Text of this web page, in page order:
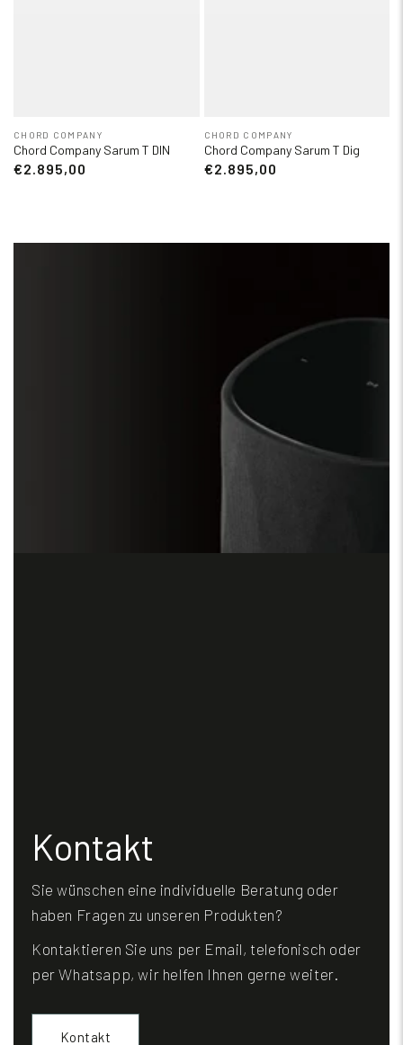
CHORD COMPANY
Chord Company Sarum T DIN
€2.895,00
CHORD COMPANY
Chord Company Sarum T Dig
€2.895,00
Kontakt
Sie wünschen eine individuelle Beratung oder
haben Fragen zu unseren Produkten?
Kontaktieren Sie uns per Email, telefonisch oder
per Whatsapp, wir helfen Ihnen gerne weiter.
Kontakt